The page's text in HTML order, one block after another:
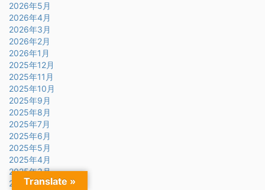
2026年5月
2026年4月
2026年3月
2026年2月
2026年1月
2025年12月
2025年11月
2025年10月
2025年9月
2025年8月
2025年7月
2025年6月
2025年5月
2025年4月
2025年3月
2025年2月
Translate »